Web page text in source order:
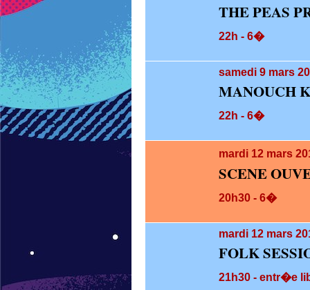
THE PEAS
22h - 6�
samedi 9 mars
MANOUCH K
22h - 6�
mardi 12 mars
SCENE
20h30 - 6�
mardi 12 mars
FOLK
21h30 - entr�e